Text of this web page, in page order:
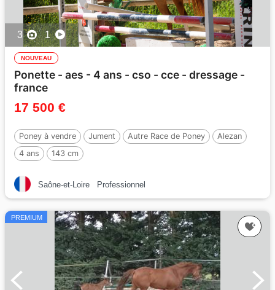
3 1
NOUVEAU
Ponette - aes - 4 ans - cso - cce - dressage -
france
17 500 €
Poney à vendre Jument Autre Race de Poney
Alezan
4 ans
143 cm
Saône-et-Loire Professionnel
PREMIUM